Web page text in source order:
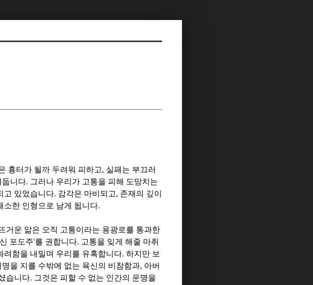
흉터가 될까 두려워 피하고, 실패는 부끄러
둡니다. 그러나 우리가 고통을 피해 도망치는
고 있었습니다. 감각은 마비되고, 존재의 깊이
소한 인형으로 남게 됩니다.
거운 앎은 오직 고통이라는 용광로를 통과한
신 포도주'를 권합니다. 고통을 잊게 해줄 마취
려함을 내밀며 우리를 유혹합니다. 하지만 보
명을 지를 수밖에 없는 육신의 비참함과, 아버
습니다. 그것은 피할 수 없는 인간의 운명을